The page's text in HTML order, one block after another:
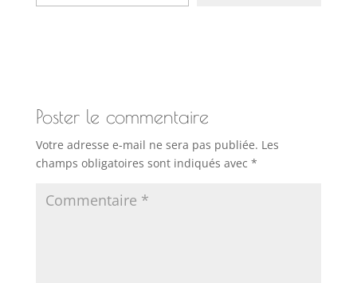
Poster le commentaire
Votre adresse e-mail ne sera pas publiée. Les
champs obligatoires sont indiqués avec *